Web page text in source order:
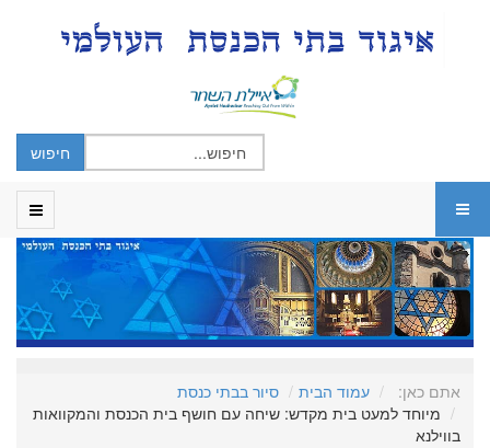
אתם כאן: עמוד הבית
סיור בבתי כנסת
מיוחד למעט בית מקדש: שיחה עם חושף בית הכנסת והמקוואות
בווילנא